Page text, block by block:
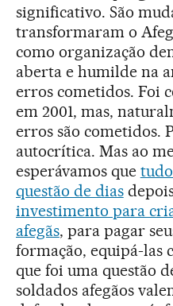
significativo. São
transformaram o
como organização
aberta e humilde na
erros cometidos. Foi
em 2001, mas,
erros são cometidos.
autocrítica. Mas ao
esperávamos que
questão de dias
investimento para
afegãs, para pagar
formação, equipá-las
que foi uma questão
soldados afegãos